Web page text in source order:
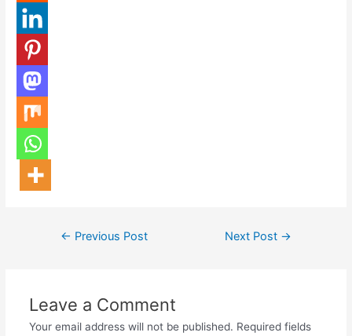
← Previous Post Next Post →
Leave a Comment
Your email address will not be published. Required fields